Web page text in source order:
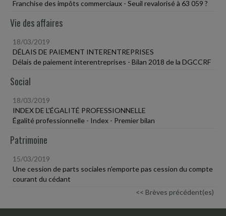
Franchise des impôts commerciaux - Seuil revalorisé à 63 059 ?
Vie des affaires
18/03/2019
DÉLAIS DE PAIEMENT INTERENTREPRISES
Délais de paiement interentreprises - Bilan 2018 de la DGCCRF
Social
18/03/2019
INDEX DE L'ÉGALITÉ PROFESSIONNELLE
Égalité professionnelle - Index - Premier bilan
Patrimoine
15/03/2019
Une cession de parts sociales n'emporte pas cession du compte
courant du cédant
<< Brèves précédent(es)